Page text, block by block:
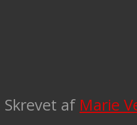
Skrevet af Marie